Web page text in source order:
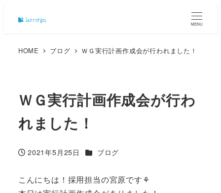
MENU
HOME ブログ ＷＧ実行計画作成会が行われました！
ＷＧ実行計画作成会が行わ
れました！
投稿日
2021年5月25日 カテゴリー
ブログ
こんにちは！採用担当の宮原です⚘